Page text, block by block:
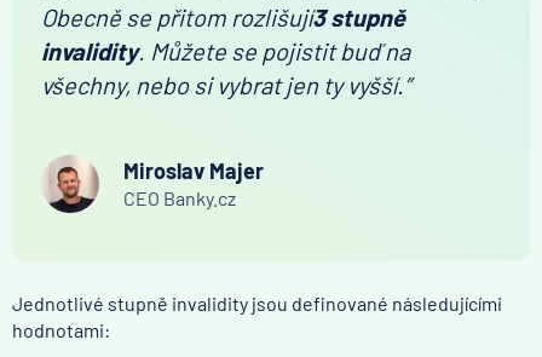
Obecně se přitom rozlišují3 stupně
invalidity. Můžete se pojistit buď na
všechny, nebo si vybrat jen ty vyšší.”
Miroslav Majer
CEO Banky.cz
Jednotlivé stupně invalidity jsou definované následujícími
hodnotami: